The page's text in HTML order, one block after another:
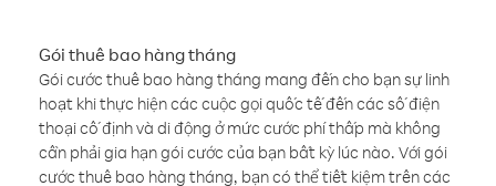
Gói thuê bao hàng tháng
Gói cước thuê bao hàng tháng mang đến cho bạn sự linh
hoạt khi thực hiện các cuộc gọi quốc tế đến các số điện
thoại cố định và di động ở mức cước phí thấp mà không
cần phải gia hạn gói cước của bạn bất kỳ lúc nào. Với gói
cước thuê bao hàng tháng, bạn có thể tiết kiệm trên các